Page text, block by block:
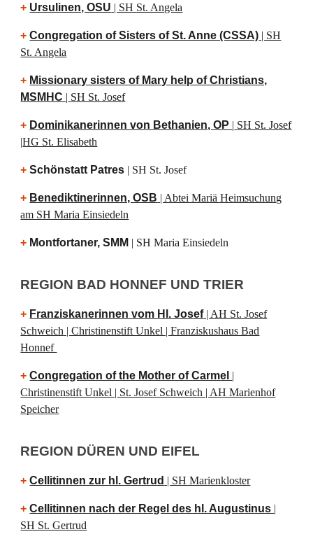
+ Ursulinen, OSU | SH St. Angela
+ Congregation of Sisters of St. Anne (CSSA) | SH
St. Angela
+ Missionary sisters of Mary help of Christians,
MSMHC | SH St. Josef
+ Dominikanerinnen von Bethanien, OP | SH St. Josef
|HG St. Elisabeth
+ Schönstatt Patres | SH St. Josef
+ Benediktinerinnen, OSB | Abtei Mariä Heimsuchung
am SH Maria Einsiedeln
+ Montfortaner, SMM | SH Maria Einsiedeln
REGION BAD HONNEF UND TRIER
+ Franziskanerinnen vom Hl. Josef| AH St. Josef
Schweich | Christinenstift Unkel | Franziskushaus Bad
Honnef
+ Congregation of the Mother of Carmel |
Christinenstift Unkel | St. Josef Schweich | AH Marienhof
Speicher
REGION DÜREN UND EIFEL
+ Cellitinnen zur hl. Gertrud | SH Marienkloster
+ Cellitinnen nach der Regel des hl. Augustinus |
SH St. Gertrud